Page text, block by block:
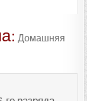
Домашняя